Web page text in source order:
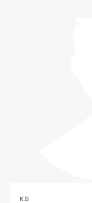
K.S